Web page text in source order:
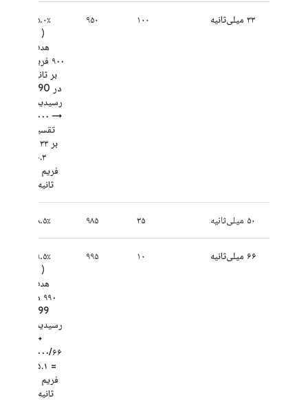
۳۳ میلی‌ثانیه ۱۰۰ ۹۵۰
۹۵.۰٪
(
هدف
۹۰۰ فریم
بر ثانیه
در P90
رسیدیم!
→ ۱۰۰۰
تقسیم
۳۰.۳
فریم بر
ثانیه
۵۰ میلی‌ثانیه ۳۵ ۹۸۵ ۹۸.۵٪
۶۶ میلی‌ثانیه ۱۰ ۹۹۵
۹۹.۵٪
(
هدف
۹۹۰ در
P99
رسیدیم!
→
۱۰۰۰/۶۶
= ۱۵.۱
فریم بر
ثانیه